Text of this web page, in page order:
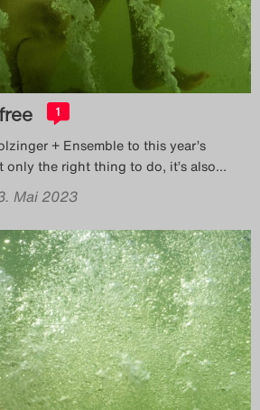
1
+ Ensemble to this year’s
only the right thing to do, it’s also…
Mai 2023